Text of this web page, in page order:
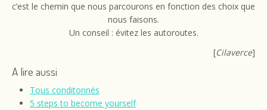
c’est le chemin que nous parcourons en fonction des choix que
nous faisons.
Un conseil : évitez les autoroutes.
[Cilaverce]
A lire aussi
Tous conditonnés
5 steps to become yourself